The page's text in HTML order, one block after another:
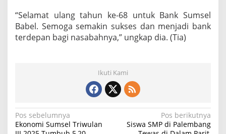
“Selamat ulang tahun ke-68 untuk Bank Sumsel
Babel. Semoga semakin sukses dan menjadi bank
terdepan bagi nasabahnya,” ungkap dia. (Tia)
Ikuti Kami
N
Pos sebelumnya
Ekonomi Sumsel Triwulan
Pos berikutnya
Siswa SMP di Palembang